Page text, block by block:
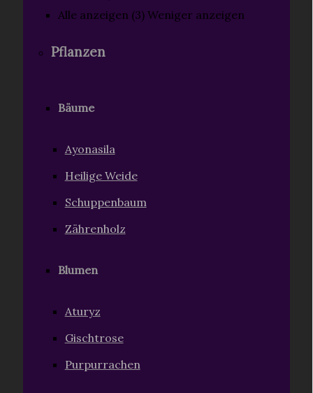
Alle anzeigen (3) Weniger anzeigen
Pflanzen
Bäume
Ayonasila
Heilige Weide
Schuppenbaum
Zährenholz
Blumen
Aturyz
Gischtrose
Purpurrachen